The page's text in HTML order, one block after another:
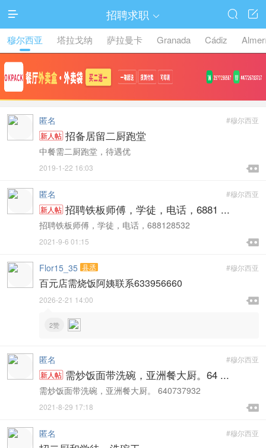
 招聘求职  

穆尔西亚 塔拉戈纳 萨拉曼卡 Granada Cádiz
#穆尔西亚
匿名
新人帖 招备居留二厨跑堂
中餐需二厨跑堂，待遇优

2019-1-22 16:03 
#穆尔西亚
匿名
新人帖 招聘铁板师傅，学徒，电话，6881 ...
招聘铁板师傅，学徒，电话，688128532

2021-9-6 01:15 
#穆尔西亚
Flor15_35 县丞
百元店需烧饭阿姨联系633956660

2026-2-21 14:00 
2赞
#穆尔西亚
匿名
新人帖 需炒饭面带洗碗，亚洲餐大厨。64 ...
需炒饭面带洗碗，亚洲餐大厨。 640737932

2021-8-29 17:18 
#穆尔西亚
匿名